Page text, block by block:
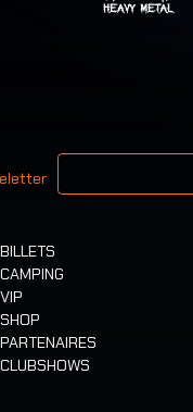
adresse email
BILLETS
CAMPING
VIP
SHOP
PARTENAIRES
CLUBSHOWS